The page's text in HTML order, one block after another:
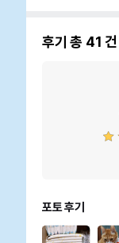
후기 총 41 건
포토 후기